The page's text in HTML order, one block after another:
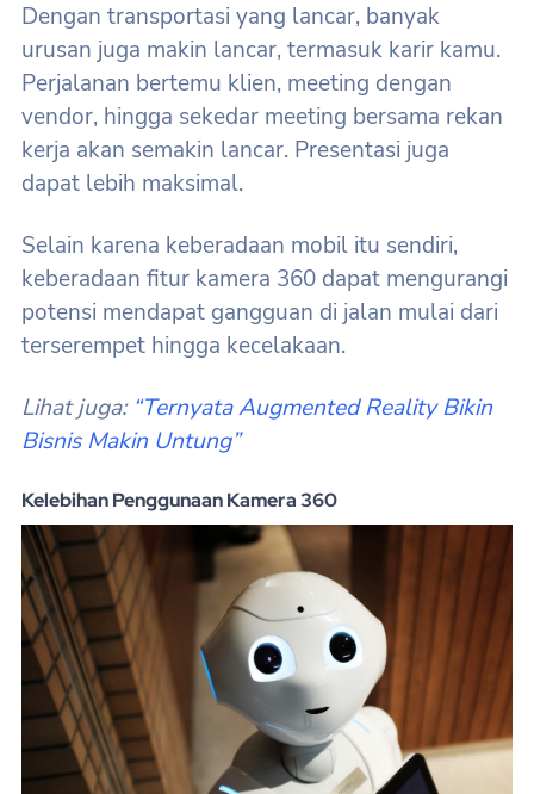
Dengan transportasi yang lancar, banyak
urusan juga makin lancar, termasuk karir kamu.
Perjalanan bertemu klien, meeting dengan
vendor, hingga sekedar meeting bersama rekan
kerja akan semakin lancar. Presentasi juga
dapat lebih maksimal.
Selain karena keberadaan mobil itu sendiri,
keberadaan fitur kamera 360 dapat mengurangi
potensi mendapat gangguan di jalan mulai dari
terserempet hingga kecelakaan.
Lihat juga: “Ternyata Augmented Reality Bikin
Bisnis Makin Untung”
Kelebihan Penggunaan Kamera 360